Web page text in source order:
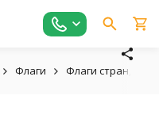
Флаги Флаги стран,